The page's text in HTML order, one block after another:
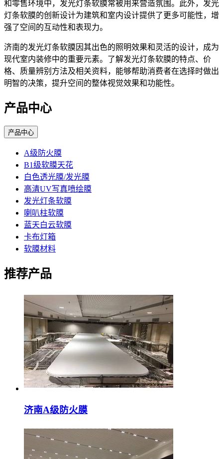
和零售环境中，发光灯条软膜常被用来营造氛围。此外，发光
灯条软膜的创新设计为建筑和室内设计提供了更多可能性，增
强了空间的互动性和表现力。
济南的发光灯条软膜因其出色的照明效果和灵活的设计，成为
现代室内装修中的重要元素。了解发光灯条软膜的特点、价
格、质量辨别方法及相关资料，能够帮助消费者在选择时做出
明智的决策，提升空间的整体视觉效果和功能性。
产品中心
产品中心
A级防火膜
B1级软膜天花
白色透光膜/发光膜
高清UV写真喷绘膜
发光灯条软膜
喇叭柱软膜
蓝天白云软膜
卡布灯箱
软膜材料
推荐产品
济南A级防火膜